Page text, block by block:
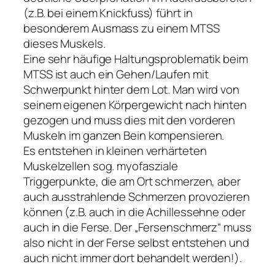
(z.B. bei einem Knickfuss) führt in
besonderem Ausmass zu einem MTSS
dieses Muskels.
Eine sehr häufige Haltungsproblematik beim
MTSS ist auch ein Gehen/Laufen mit
Schwerpunkt hinter dem Lot. Man wird von
seinem eigenen Körpergewicht nach hinten
gezogen und muss dies mit den vorderen
Muskeln im ganzen Bein kompensieren.
Es entstehen in kleinen verhärteten
Muskelzellen sog. myofasziale
Triggerpunkte, die am Ort schmerzen, aber
auch ausstrahlende Schmerzen provozieren
können (z.B. auch in die Achillessehne oder
auch in die Ferse. Der „Fersenschmerz“ muss
also nicht in der Ferse selbst entstehen und
auch nicht immer dort behandelt werden!).